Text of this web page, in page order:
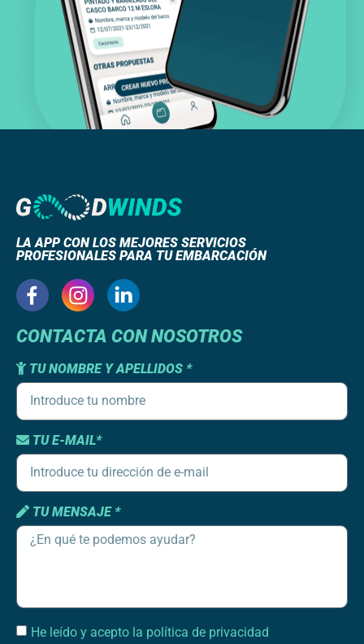
LA APP CON LOS MEJORES SERVICIOS
PROFESIONALES PARA TU EMBARCACIÓN
CONTACTA CON NOSOTROS
TU NOMBRE Y APELLIDOS *
TU E-MAIL*
TU MENSAJE *
He leído y acepto la política de privacidad